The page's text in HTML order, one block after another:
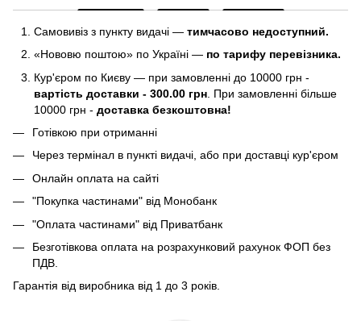
Самовивіз з пункту видачі — тимчасово недоступний.
«Нововю поштою» по Україні — по тарифу перевізника.
Кур'єром по Києву — при замовленні до 10000 грн -
вартість доставки - 300.00 грн . При замовленні більше
10000 грн - доставка безкоштовна!
Готівкою при отриманні
Через термінал в пункті видачі, або при доставці кур'єром
Онлайн оплата на сайті
"Покупка частинами" від Монобанк
"Оплата частинами" від Приватбанк
Безготівкова оплата на розрахунковий рахунок ФОП без
ПДВ.
Гарантія від виробника від 1 до 3 років.